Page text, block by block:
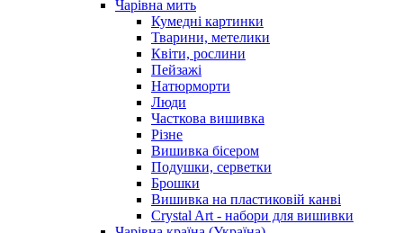
Чарiвна мить
Кумедні картинки
Тварини, метелики
Квіти, рослини
Пейзажі
Натюрморти
Люди
Часткова вишивка
Різне
Вишивка бісером
Подушки, серветки
Брошки
Вишивка на пластиковій канві
Crystal Art - набори для вишивки